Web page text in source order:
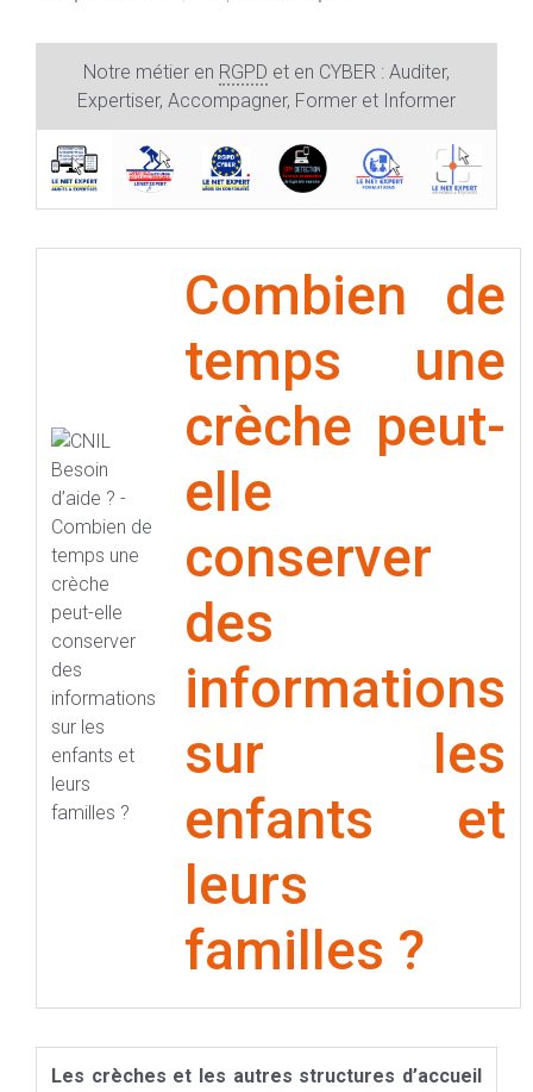
Notre métier en RGPD et en CYBER : Auditer,
Expertiser, Accompagner, Former et Informer
Combien de
temps une
crèche peut-
elle
conserver
des
informations
sur les
enfants et
leurs
familles ?
Les crèches et les autres structures d’accueil